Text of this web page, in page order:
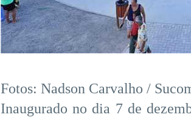
Fotos: Nadson Carvalho /
Inaugurado no dia 7 de